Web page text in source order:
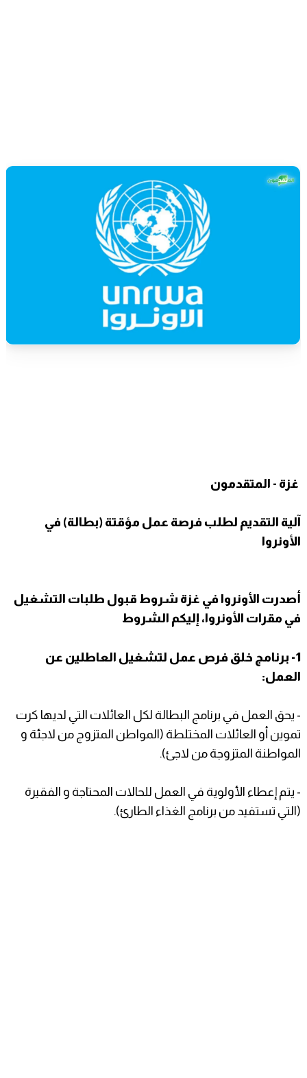
غزة - المتقدمون
آلية التقديم لطلب فرصة عمل مؤقتة (بطالة) في
الأونروا
أصدرت الأونروا في غزة شروط قبول طلبات التشغيل
في مقرات الأونروا، إليكم الشروط
1- برنامج خلق فرص عمل لتشغيل العاطلين عن
العمل:
- يحق العمل في برنامج البطالة لكل العائلات التي لديها كرت
تموين أو العائلات المختلطة (المواطن المتزوج من لاجئة و
المواطنة المتزوجة من لاجئ).
- يتم إعطاء الأولوية في العمل للحالات المحتاجة و الفقيرة
(التي تستفيد من برنامج الغذاء الطارئ).